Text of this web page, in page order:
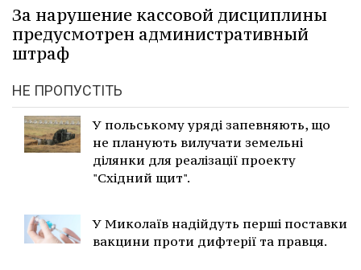
За нарушение кассовой дисциплины
предусмотрен административный
штраф
НЕ ПРОПУСТІТЬ
У польському уряді запевняють, що
не планують вилучати земельні
ділянки для реалізації проекту
"Східний щит".
У Миколаїв надійдуть перші поставки
вакцини проти дифтерії та правця.